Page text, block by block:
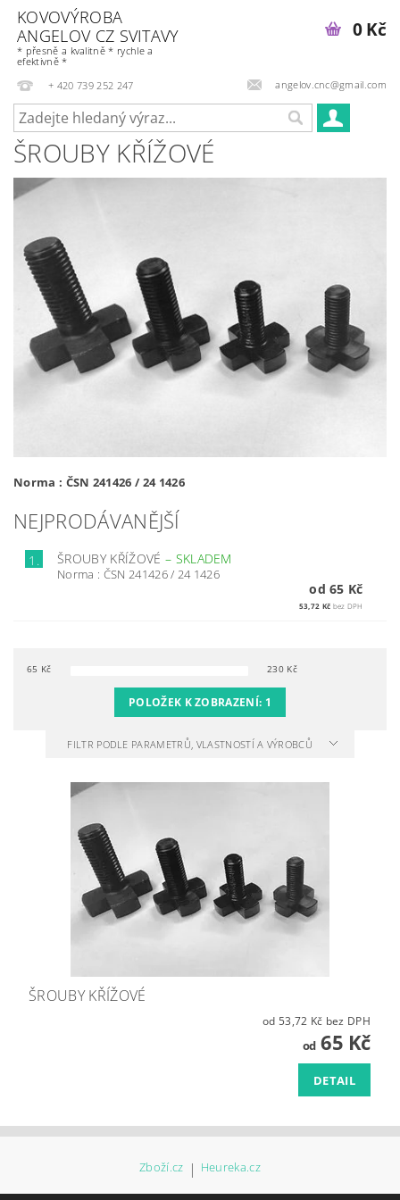
KOVOVÝROBA
ANGELOV CZ SVITAVY
* přesně a kvalitně * rychle a
efektivně *
+ 420 739 252 247
angelov.cnc@gmail.com
0 Kč
ŠROUBY KŘÍŽOVÉ
Norma : ČSN 241426 / 24 1426
NEJPRODÁVANĚJŠÍ
1. ŠROUBY KŘÍŽOVÉ – SKLADEM
Norma : ČSN 241426 / 24 1426
od 65 Kč
53,72 Kč bez DPH
65 Kč 230 Kč
POLOŽEK K ZOBRAZENÍ: 1
FILTR PODLE PARAMETRŮ, VLASTNOSTÍ A VÝROBCŮ
ŠROUBY KŘÍŽOVÉ
od 53,72 Kč bez DPH
od65 Kč
DETAIL
Zboží.cz | Heureka.cz